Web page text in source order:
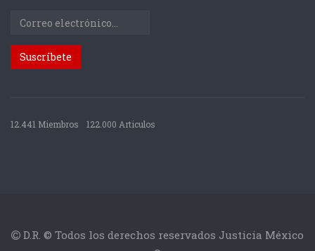
12.441 Miembros 122.000 Articulos
D.R. © Todos los derechos reservados Justicia México